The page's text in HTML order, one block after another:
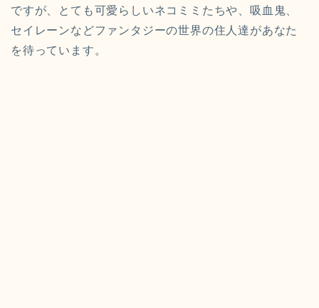
ですが、とても可愛らしいネコミミたちや、吸血鬼、
セイレーンなどファンタジーの世界の住人達があなた
を待っています。